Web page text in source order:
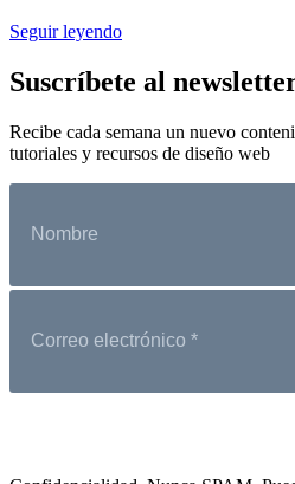
Seguir leyendo
Suscríbete al
Recibe cada semana un nuevo
tutoriales y recursos de diseño web